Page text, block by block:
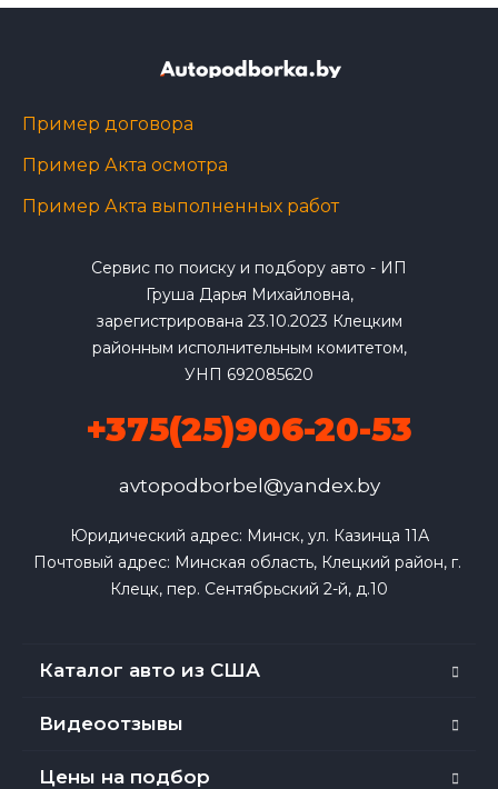
Пример договора
Пример Акта осмотра
Пример Акта выполненных работ
Сервис по поиску и подбору авто - ИП
Груша Дарья Михайловна,
зарегистрирована 23.10.2023 Клецким
районным исполнительным комитетом,
УНП 692085620
+375(25)906-20-53
avtopodborbel@yandex.by
Юридический адрес: Минск, ул. Казинца 11А
Почтовый адрес: Минская область, Клецкий район, г.
Клецк, пер. Сентябрьский 2-й, д.10
Каталог авто из США
Видеоотзывы
Цены на подбор